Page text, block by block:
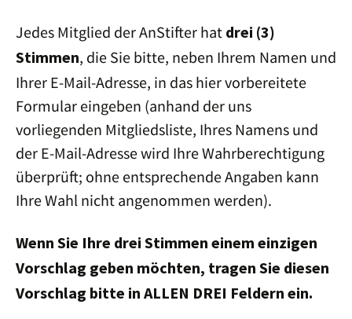
Jedes Mitglied der AnStifter hat drei (3)
Stimmen, die Sie bitte, neben Ihrem Namen und
Ihrer E-Mail-Adresse, in das hier vorbereitete
Formular eingeben (anhand der uns
vorliegenden Mitgliedsliste, Ihres Namens und
der E-Mail-Adresse wird Ihre Wahrberechtigung
überprüft; ohne entsprechende Angaben kann
Ihre Wahl nicht angenommen werden).
Wenn Sie Ihre drei Stimmen einem einzigen
Vorschlag geben möchten, tragen Sie diesen
Vorschlag bitte in ALLEN DREI Feldern ein.